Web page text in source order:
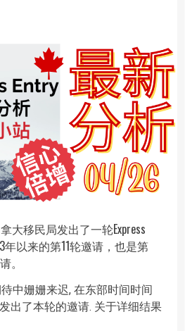
大移民局发出了一轮Express
年以来的第11轮邀请，也是第
。
中姗姗来迟, 在东部时间时间
出了本轮的邀请. 关于详细结果